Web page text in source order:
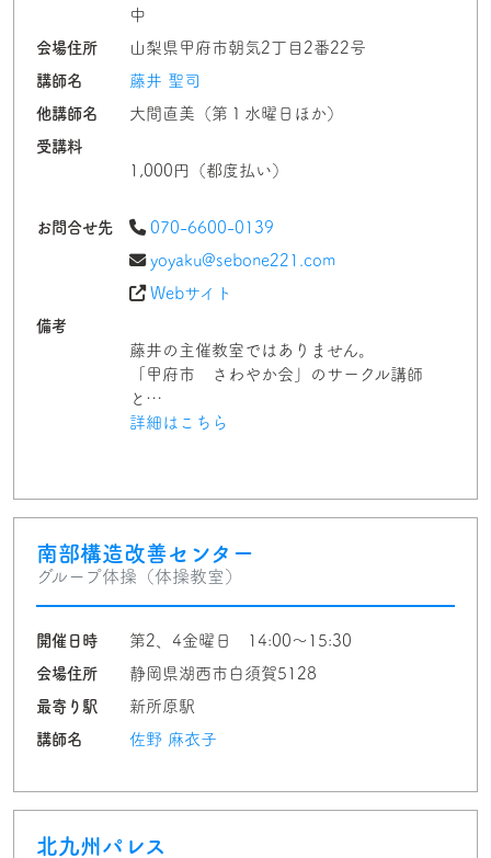
中
会場住所
山梨県甲府市朝気2丁目2番22号
講師名
藤井 聖司
他講師名
大間直美（第１水曜日ほか）
受講料
1,000円（都度払い）
お問合せ先
070-6600-0139
yoyaku@sebone221.com
Webサイト
備考
藤井の主催教室ではありません。
「甲府市 さわやか会」のサークル講師
と…
詳細はこちら
南部構造改善センター
グループ体操（体操教室）
開催日時
第2、4金曜日 14:00〜15:30
会場住所
静岡県湖西市白須賀5128
最寄り駅
新所原駅
講師名
佐野 麻衣子
北九州パレス